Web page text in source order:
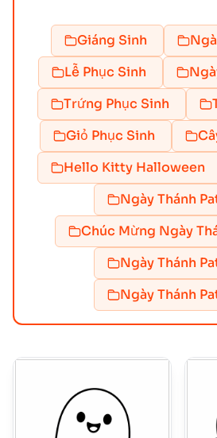
Giáng Sinh
Lễ Phục Sinh
Trứng Phục Sinh
Giỏ Phục Sinh
Hello Kitty Halloween
Ngày Thánh
Chúc Mừng Ngày
Ngày Thánh
Ngày Thánh